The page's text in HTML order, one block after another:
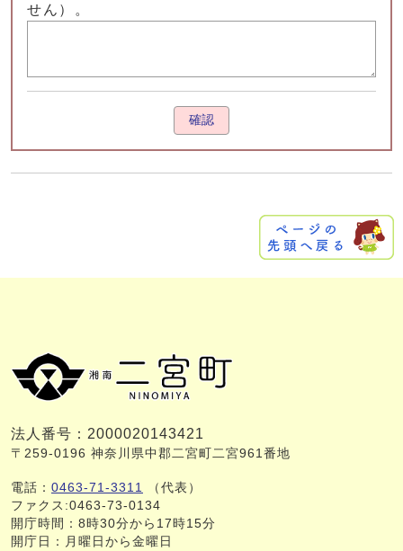
せん）。
確認
法人番号：2000020143421
〒259-0196 神奈川県中郡二宮町二宮961番地
電話： 0463-71-3311
（代表）
ファクス:0463-73-0134
開庁時間：8時30分から17時15分
開庁日：月曜日から金曜日